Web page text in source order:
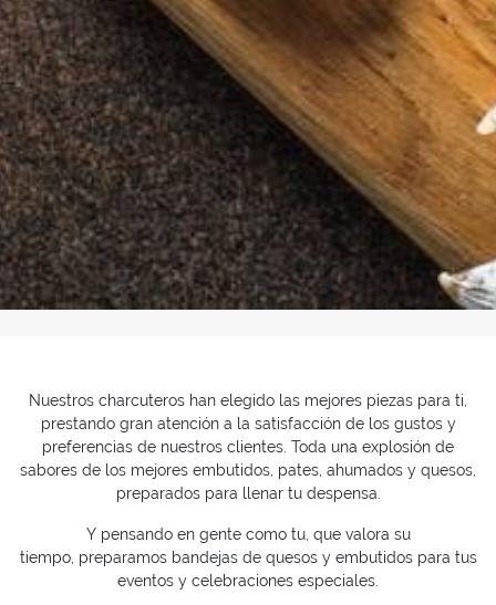
Nuestros charcuteros han elegido las mejores piezas para ti,
prestando gran atención a la satisfacción de los gustos y
preferencias de nuestros clientes. Toda una explosión de
sabores de los mejores embutidos, pates, ahumados y quesos,
preparados para llenar tu despensa.
Y pensando en gente como tu, que valora su
tiempo, preparamos bandejas de quesos y embutidos para tus
eventos y celebraciones especiales.